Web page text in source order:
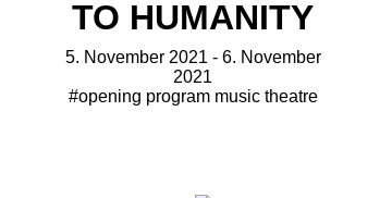
5. November 2021 - 6. November
2021
#opening program music theatre